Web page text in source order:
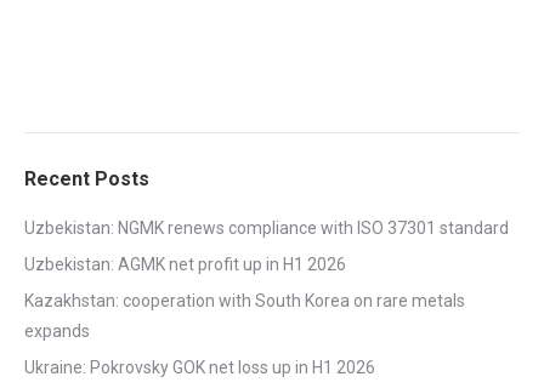
Recent Posts
Uzbekistan: NGMK renews compliance with ISO 37301 standard
Uzbekistan: AGMK net profit up in H1 2026
Kazakhstan: cooperation with South Korea on rare metals
expands
Ukraine: Pokrovsky GOK net loss up in H1 2026